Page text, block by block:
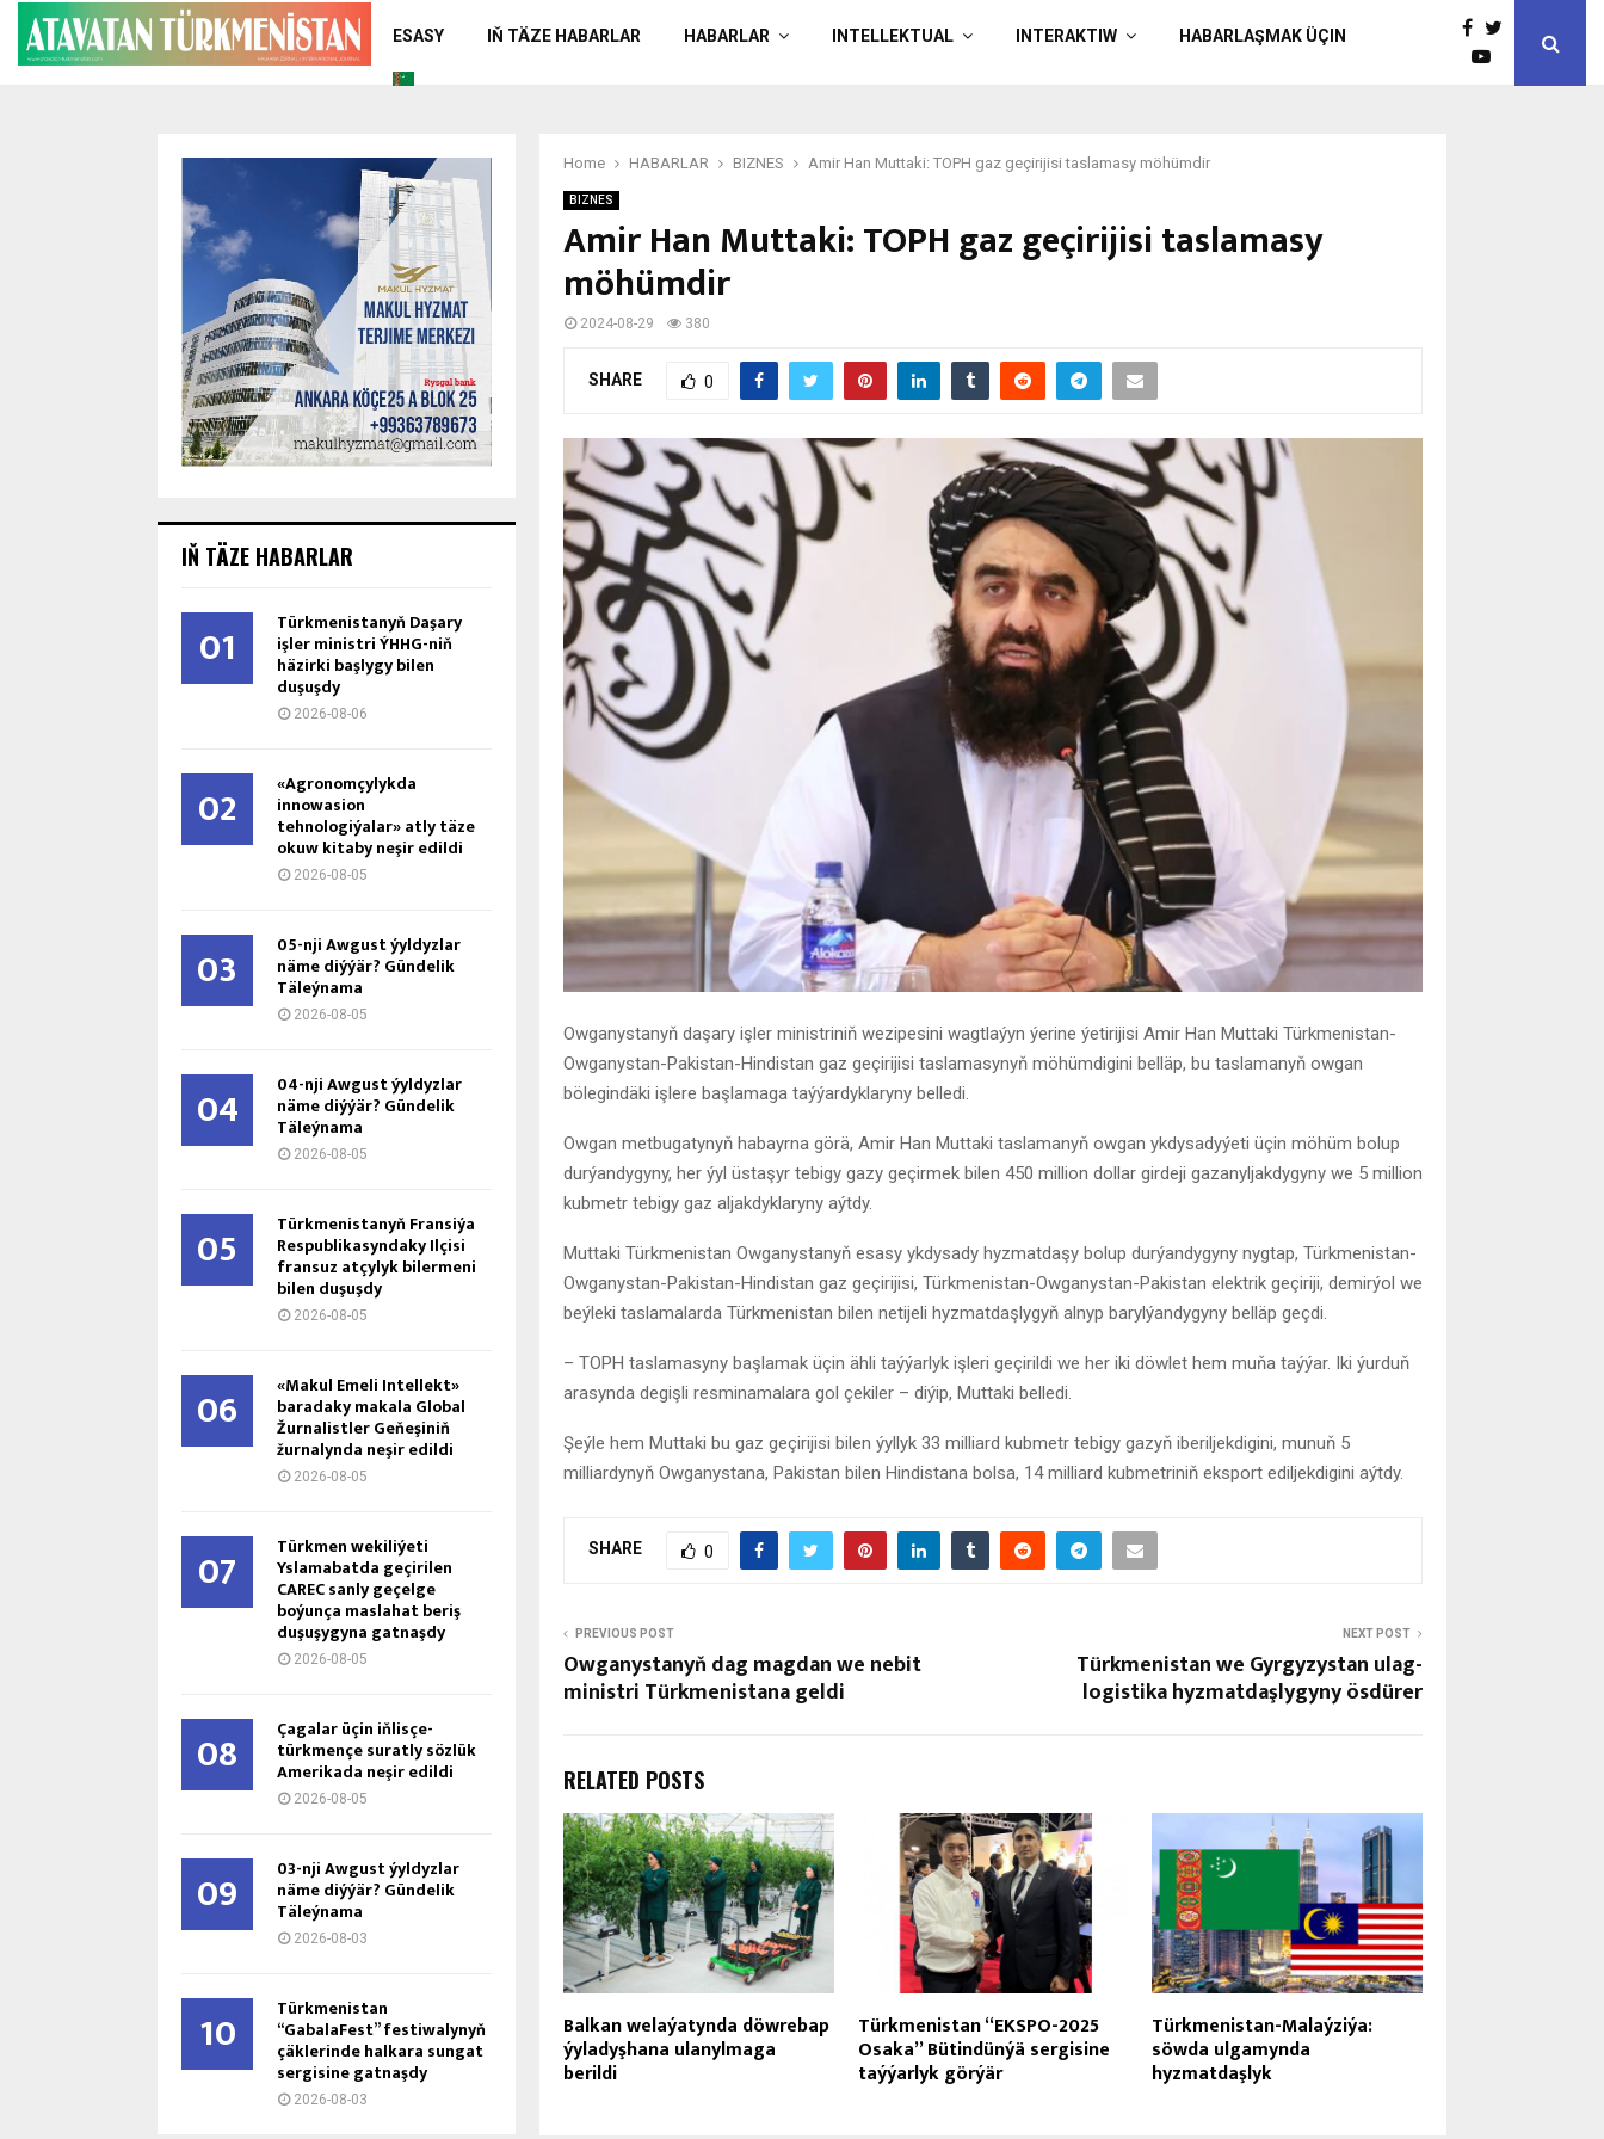
ESASY IŇ TÄZE HABARLAR HABARLAR INTELLEKTUAL INTERAKTIW HABARLAŞMAK ÜÇIN
Home HABARLAR BIZNES Amir Han Muttaki: TOPH gaz geçirijisi taslamasy möhümdir
BIZNES
Amir Han Muttaki: TOPH gaz geçirijisi taslamasy
möhümdir
2024-08-29 380
SHARE 0
Owganystanyň daşary işler ministriniň wezipesini wagtlaýyn ýerine ýetirijisi Amir Han Muttaki Türkmenistan-
Owganystan-Pakistan-Hindistan gaz geçirijisi taslamasynyň möhümdigini belläp, bu taslamanyň owgan
bölegindäki işlere başlamaga taýýardyklaryny belledi.
Owgan metbugatynyň habayrna görä, Amir Han Muttaki taslamanyň owgan ykdysadyýeti üçin möhüm bolup
durýandygyny, her ýyl üstaşyr tebigy gazy geçirmek bilen 450 million dollar girdeji gazanyljakdygyny we 5 million
kubmetr tebigy gaz aljakdyklaryny aýtdy.
Muttaki Türkmenistan Owganystanyň esasy ykdysady hyzmatdaşy bolup durýandygyny nygtap, Türkmenistan-
Owganystan-Pakistan-Hindistan gaz geçirijisi, Türkmenistan-Owganystan-Pakistan elektrik geçiriji, demirýol we
beýleki taslamalarda Türkmenistan bilen netijeli hyzmatdaşlygyň alnyp barylýandygyny belläp geçdi.
– TOPH taslamasyny başlamak üçin ähli taýýarlyk işleri geçirildi we her iki döwlet hem muňa taýýar. Iki ýurduň
arasynda degişli resminamalara gol çekiler – diýip, Muttaki belledi.
Şeýle hem Muttaki bu gaz geçirijisi bilen ýyllyk 33 milliard kubmetr tebigy gazyň iberiljekdigini, munuň 5
milliardynyň Owganystana, Pakistan bilen Hindistana bolsa, 14 milliard kubmetriniň eksport ediljekdigini aýtdy.
SHARE 0
PREVIOUS POST
Owganystanyň dag magdan we nebit
ministri Türkmenistana geldi
NEXT POST
Türkmenistan we Gyrgyzystan ulag-
logistika hyzmatdaşlygyny ösdürer
RELATED POSTS
Balkan welaýatynda döwrebap
ýyladyşhana ulanylmaga
berildi
Türkmenistan “EKSPO-2025
Osaka” Bütindünýä sergisine
taýýarlyk görýär
Türkmenistan-Malaýziýa:
söwda ulgamynda
hyzmatdaşlyk
IŇ TÄZE HABARLAR
01 Türkmenistanyň Daşary
işler ministri ÝHHG-niň
häzirki başlygy bilen
duşuşdy
2026-08-06
02 «Agronomçylykda
innowasion
tehnologiýalar» atly täze
okuw kitaby neşir edildi
2026-08-05
03 05-nji Awgust ýyldyzlar
näme diýýär? Gündelik
Täleýnama
2026-08-05
04 04-nji Awgust ýyldyzlar
näme diýýär? Gündelik
Täleýnama
2026-08-05
05 Türkmenistanyň Fransiýa
Respublikasyndaky Ilçisi
fransuz atçylyk bilermeni
bilen duşuşdy
2026-08-05
06 «Makul Emeli Intellekt»
baradaky makala Global
Žurnalistler Geňeşiniň
žurnalynda neşir edildi
2026-08-05
07 Türkmen wekiliýeti
Yslamabatda geçirilen
CAREC sanly geçelge
boýunça maslahat beriş
duşuşygyna gatnaşdy
2026-08-05
08 Çagalar üçin iňlisçe-
türkmençe suratly sözlük
Amerikada neşir edildi
2026-08-05
09 03-nji Awgust ýyldyzlar
näme diýýär? Gündelik
Täleýnama
2026-08-03
10 Türkmenistan
“GabalaFest” festiwalynyň
çäklerinde halkara sungat
sergisine gatnaşdy
2026-08-03